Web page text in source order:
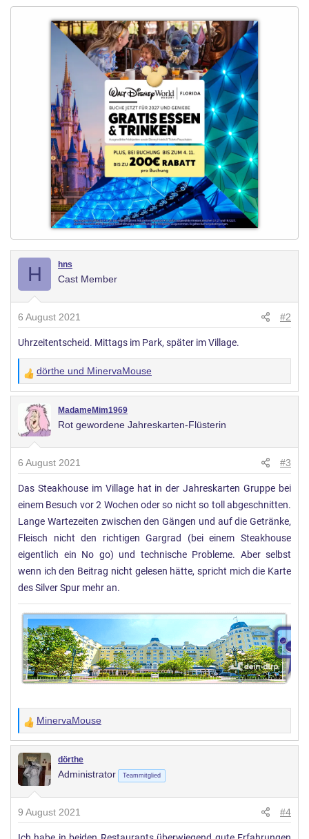
H hns
Cast Member
6 August 2021 #2
Uhrzeitentscheid. Mittags im Park, später im Village.
W
e
t
n
g
e
n
:
dörthe und MinervaMouse
MadameMim1969
Rot gewordene Jahreskarten-Flüsterin
6 August 2021 #3
Das Steakhouse im Village hat in der Jahreskarten Gruppe bei
einem Besuch vor 2 Wochen oder so nicht so toll abgeschnitten.
Lange Wartezeiten zwischen den Gängen und auf die Getränke,
Fleisch nicht den richtigen Gargrad (bei einem Steakhouse
eigentlich ein No go) und technische Probleme. Aber selbst
wenn ich den Beitrag nicht gelesen hätte, spricht mich die Karte
des Silver Spur mehr an.
W
e
r
t
n
g
MinervaMouse
dörthe
Administrator Teammitglied
9 August 2021 #4